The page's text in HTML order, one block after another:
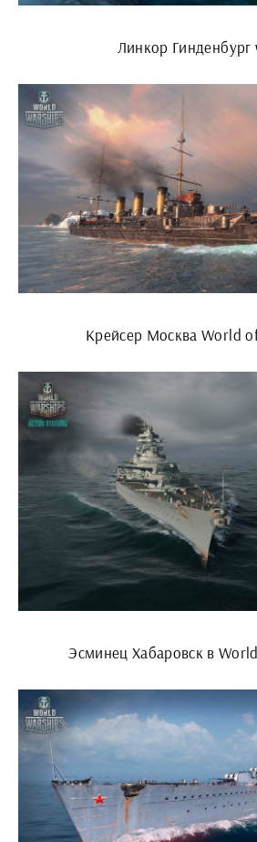
Линкор Гинденбург
Крейсер Москва World
Эсминец Хабаровск в